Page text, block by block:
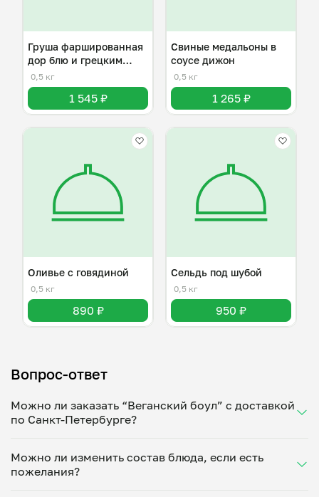
Груша фаршированная
дор блю и грецким
орехом
0,5 кг
1 545 ₽
Свиные медальоны в
соусе дижон
0,5 кг
1 265 ₽
Оливье с говядиной
0,5 кг
890 ₽
Сельдь под шубой
0,5 кг
950 ₽
Вопрос-ответ
Можно ли заказать “Веганский боул” с доставкой
по Санкт-Петербурге?
Укажите удобное время — и получите свежее
домашнее блюдо в большой порции прямо с плиты.
Можно ли изменить состав блюда, если есть
пожелания?